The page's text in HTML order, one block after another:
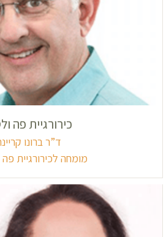
כירורגיית פה
ד”ר ברונו
מומחה לכירורגיית